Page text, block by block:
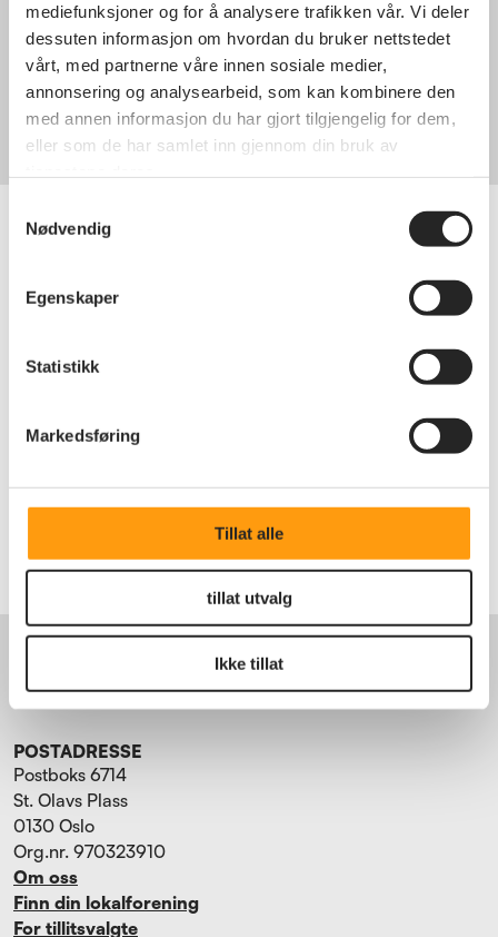
mediefunksjoner og for å analysere trafikken vår. Vi deler
dessuten informasjon om hvordan du bruker nettstedet
vårt, med partnerne våre innen sosiale medier,
annonsering og analysearbeid, som kan kombinere den
med annen informasjon du har gjort tilgjengelig for dem,
eller som de har samlet inn gjennom din bruk av
Nødvendig
Egenskaper
Statistikk
Markedsføring
Tillat alle
tillat utvalg
Ikke tillat
Styret
May Valle
97739636
valle.may.51@gmail.com
Organisasjonsnummer
996148734
Bli medlem i
pensjonistforbundet
Bli medlem hos oss og få tilgang til
lokale aktiviteter og arrangementer.
Logg inn Bli medlem
BESØKSADRESSE
POSTADRESSE
Postboks 6714
St. Olavs Plass
0130 Oslo
Org.nr. 970323910
Om oss
Finn din lokalforening
For tillitsvalgte